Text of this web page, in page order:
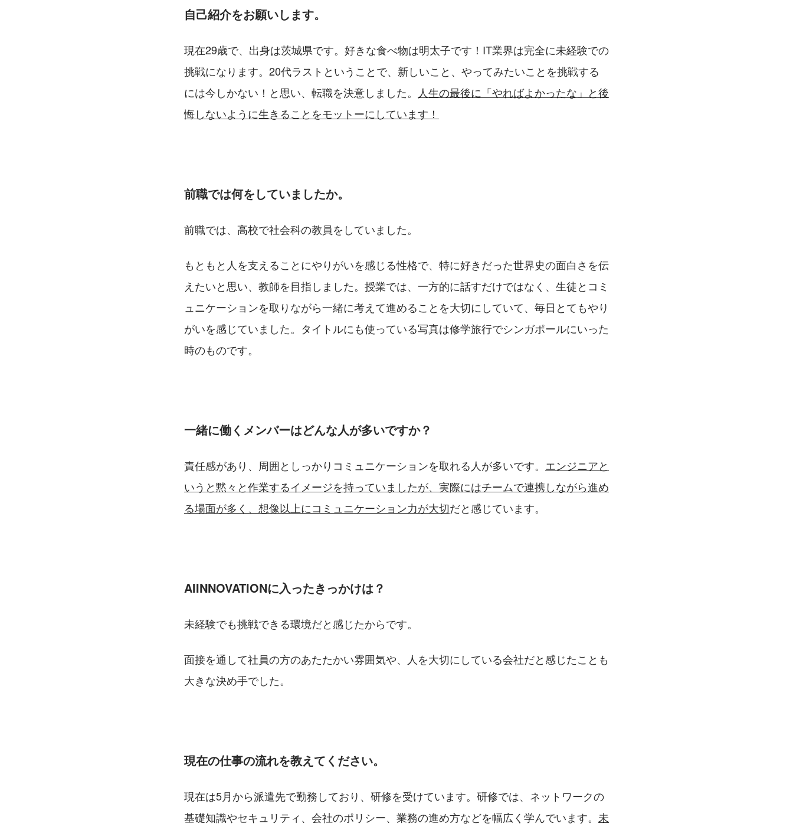
自己紹介をお願いします。
現在29歳で、出身は茨城県です。好きな食べ物は明太子です！IT業界は完全に未経験での
挑戦になります。20代ラストということで、新しいこと、やってみたいことを挑戦する
には今しかない！と思い、転職を決意しました。
人生の最後に「やればよかったな」と後
悔しないように生きることをモットーにしています！
前職では何をしていましたか。
前職では、高校で社会科の教員をしていました。
もともと人を支えることにやりがいを感じる性格で、特に好きだった世界史の面白さを伝
えたいと思い、教師を目指しました。授業では、一方的に話すだけではなく、生徒とコミ
ュニケーションを取りながら一緒に考えて進めることを大切にしていて、毎日とてもやり
がいを感じていました。タイトルにも使っている写真は修学旅行でシンガポールにいった
時のものです。
一緒に働くメンバーはどんな人が多いですか？
責任感があり、周囲としっかりコミュニケーションを取れる人が多いです。 エンジニアと
いうと黙々と作業するイメージを持っていましたが、実際にはチームで連携しながら進め
る場面が多く、想像以上にコミュニケーション力が大切だと感じています。
AIINNOVATIONに入ったきっかけは？
未経験でも挑戦できる環境だと感じたからです。
面接を通して社員の方のあたたかい雰囲気や、人を大切にしている会社だと感じたことも
大きな決め手でした。
現在の仕事の流れを教えてください。
現在は5月から派遣先で勤務しており、研修を受けています。研修では、ネットワークの
基礎知識やセキュリティ、会社のポリシー、業務の進め方などを幅広く学んでいます。 未